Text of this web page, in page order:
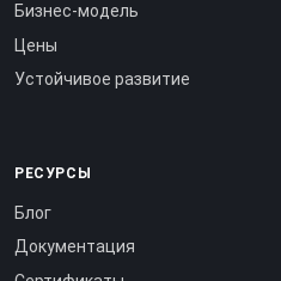
Бизнес-модель
Цены
Устойчивое развитие
РЕСУРСЫ
Блог
Документация